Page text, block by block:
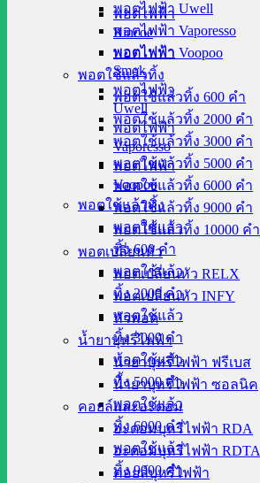
พอตไฟฟ้า
Rincoe
พอตไฟฟ้า
Smok
พอตไฟฟ้า
Uwell
พอตไฟฟ้า
Vaporesso
พอตไฟฟ้า
Voopoo
พอตใช้แล้วทิ้ง
พอตใช้แล้ว
ทิ้ง 600 คำ
พอตใช้แล้ว
ทิ้ง 2000 คำ
พอตใช้แล้ว
ทิ้ง 3000 คำ
พอตใช้แล้ว
ทิ้ง 5000 คำ
พอตใช้แล้ว
ทิ้ง 6000 คำ
พอตใช้แล้ว
ทิ้ง 9000 คำ
พอตไฟฟ้า Uwell
พอตไฟฟ้า Vaporesso
พอตไฟฟ้า Voopoo
พอตใช้แล้วทิ้ง
พอตใช้แล้วทิ้ง 600 คำ
พอตใช้แล้วทิ้ง 2000 คำ
พอตใช้แล้วทิ้ง 3000 คำ
พอตใช้แล้วทิ้ง 5000 คำ
พอตใช้แล้วทิ้ง 6000 คำ
พอตใช้แล้วทิ้ง 9000 คำ
พอตใช้แล้วทิ้ง 10000 คำ
พอตเปลี่ยนหัว
พอตเปลี่ยนหัว RELX
พอตเปลี่ยนหัว INFY
หัวพอต
น้ำยาบุหรี่ไฟฟ้า
น้ำยาบุหรี่ไฟฟ้า ฟรีเบส
น้ำยาบุหรี่ไฟฟ้า ซอลนิค
คอยล์และอะตอม
อะตอมบุหรี่ไฟฟ้า RDA
อะตอมบุหรี่ไฟฟ้า RDTA
คอยล์บุหรี่ไฟฟ้า